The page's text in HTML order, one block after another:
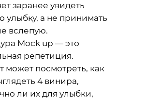
заранее увидеть
улыбку, а не принимать
вслепую.
Mock up — это
репетиция.
может посмотреть, как
4 винира,
ли их для улыбки,